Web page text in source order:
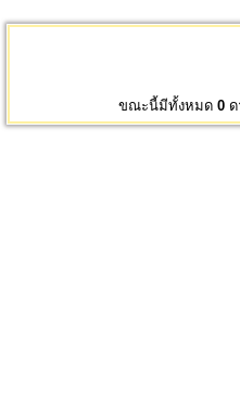
ขณะนี้มีทั้งหมด0